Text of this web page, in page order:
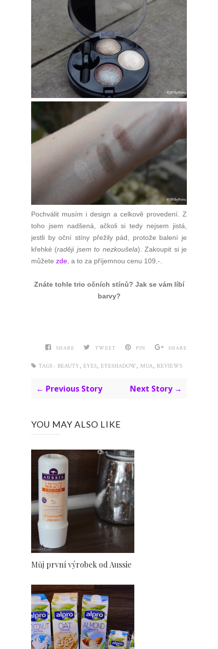
Pochválit musím i design a celkově provedení. Z
toho jsem nadšená, ačkoli si tedy nejsem jistá,
jestli by oční stíny přežily pád, protože balení je
křehké (raději jsem to nezkoušela). Zakoupit si je
můžete zde, a to za příjemnou cenu 109,-.
Znáte tohle trio očních stínů? Jak se vám líbí
barvy?
SHARE TWEET PIN SHARE
TAGS : BEAUTY, EYES, EYESHADOW, MUA, REVIEWS
← Previous Story Next Story →
YOU MAY ALSO LIKE
Můj první výrobek od Aussie